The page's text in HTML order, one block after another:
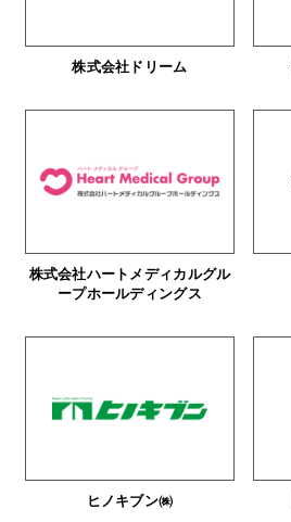
株式会社ドリーム
株式会社ハートメディカルグル
ープホールディングス
ヒノキブン㈱